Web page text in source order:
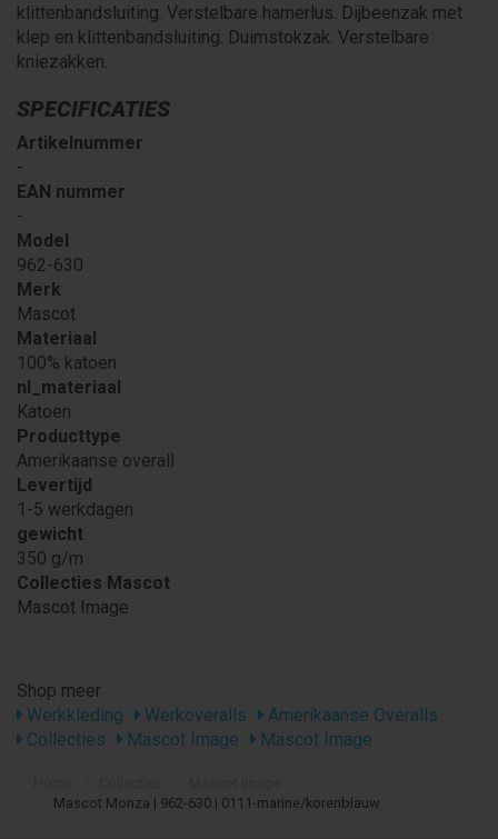
klittenbandsluiting. Verstelbare hamerlus. Dijbeenzak met
klep en klittenbandsluiting. Duimstokzak. Verstelbare
kniezakken.
SPECIFICATIES
Artikelnummer
-
EAN nummer
-
Model
962-630
Merk
Mascot
Materiaal
100% katoen
nl_materiaal
Katoen
Producttype
Amerikaanse overall
Levertijd
1-5 werkdagen
gewicht
350 g/m
Collecties Mascot
Mascot Image
Shop meer
Werkkleding
Werkoveralls
Amerikaanse Overalls
Collecties
Mascot Image Mascot Image
Mascot Monza | 962-630 | 0111-marine/korenblauw